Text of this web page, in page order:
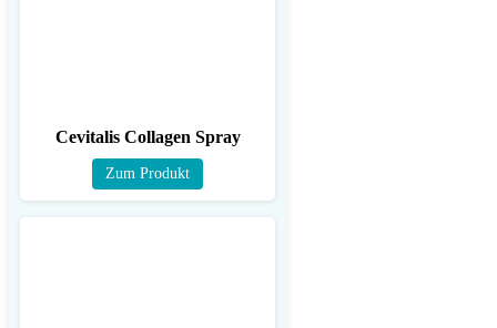
Cevitalis Collagen Spray
Zum Produkt